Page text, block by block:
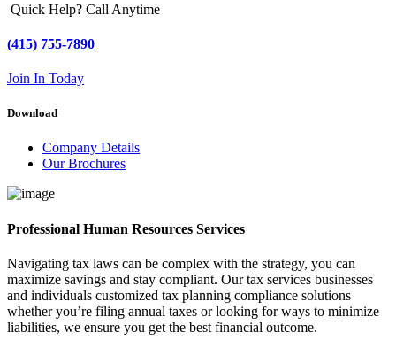
Quick Help? Call Anytime
(415) 755-7890
Join In Today
Download
Company Details
Our Brochures
Professional Human Resources Services
Navigating tax laws can be complex with the strategy, you can
maximize savings and stay compliant. Our tax services businesses
and individuals customized tax planning compliance solutions
whether you’re filing annual taxes or looking for ways to minimize
liabilities, we ensure you get the best financial outcome.